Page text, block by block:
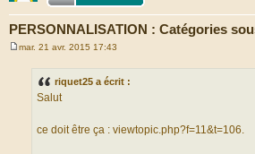
PERSONNALISATION : Catégories
mar. 21 avr. 2015 17:43
riquet25 a écrit :
Salut
ce doit être ça : viewtopic.php?f=11&t=106.